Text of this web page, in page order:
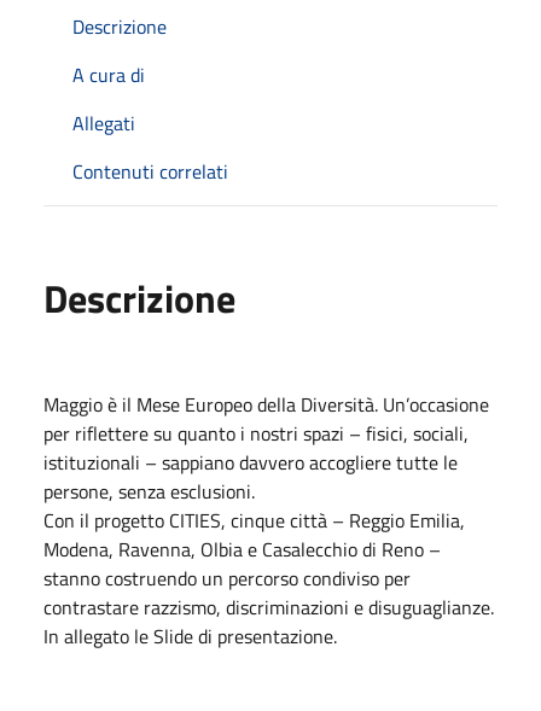
Descrizione
A cura di
Allegati
Contenuti correlati
Descrizione
Maggio è il Mese Europeo della Diversità. Un’occasione
per riflettere su quanto i nostri spazi – fisici, sociali,
istituzionali – sappiano davvero accogliere tutte le
persone, senza esclusioni.
Con il progetto CITIES, cinque città – Reggio Emilia,
Modena, Ravenna, Olbia e Casalecchio di Reno –
stanno costruendo un percorso condiviso per
contrastare razzismo, discriminazioni e disuguaglianze.
In allegato le Slide di presentazione.